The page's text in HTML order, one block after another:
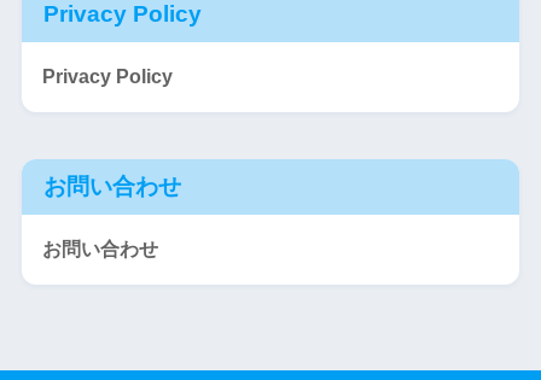
Privacy Policy
Privacy Policy
お問い合わせ
お問い合わせ